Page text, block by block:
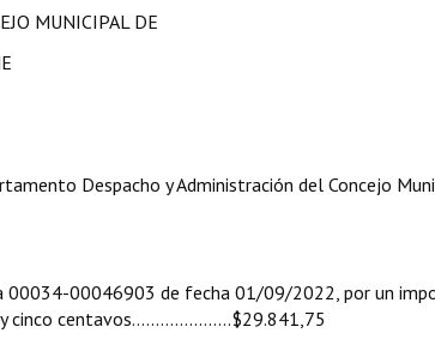
MUNICIPAL DE
Despacho y Administración del Concejo
00034-00046903 de fecha 01/09/2022, por un
cinco centavos…...……..…....$29.841,75